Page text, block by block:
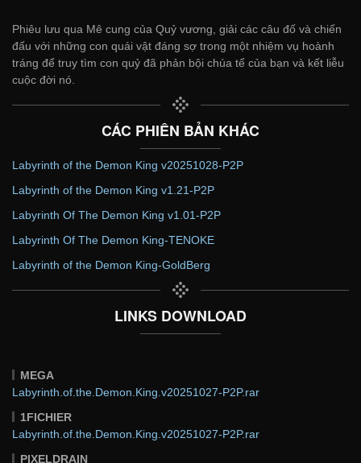
Phiêu lưu qua Mê cung của Quỷ vương, giải các câu đố và chiến
đấu với những con quái vật đáng sợ trong một nhiệm vụ hoành
tráng để truy tìm con quỷ đã phản bội chúa tể của bạn và kết liễu
cuộc đời nó.
CÁC PHIÊN BẢN KHÁC
Labyrinth of the Demon King v20251028-P2P
Labyrinth of the Demon King v1.21-P2P
Labyrinth Of The Demon King v1.01-P2P
Labyrinth Of The Demon King-TENOKE
Labyrinth of the Demon King-GoldBerg
LINKS DOWNLOAD
MEGA
Labyrinth.of.the.Demon.King.v20251027-P2P.rar
1FICHIER
Labyrinth.of.the.Demon.King.v20251027-P2P.rar
PIXELDRAIN